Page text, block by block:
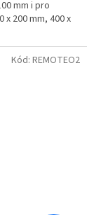
mm i pro
x 200 mm, 400 x
Kód: REMOTEO2